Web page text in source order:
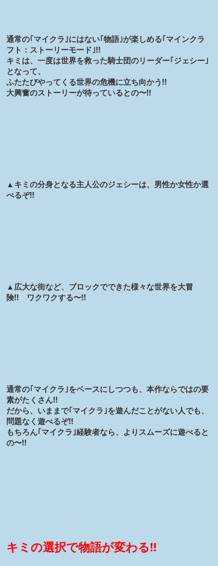
通常の｢マイクラ｣にはない｢物語｣が楽しめる｢マインクラ
フト：ストーリーモード｣!!
キミは、一度は世界を救った騎士団のリーダー｢ジェシー｣
となって、
ふたたびやってくる世界の危機に立ち向かう!!
大興奮のストーリーが待っているとの〜!!
▲キミの分身となる主人公のジェシーは、男性か女性か選
べるぞ!!
▲広大な街など、ブロックでできた様々な世界を大冒
険!! ワクワクする〜!!
通常の｢マイクラ｣をベースにしつつも、本作ならではの要
素がたくさん!!
だから、いままで｢マイクラ｣を遊んだことがない人でも、
問題なく遊べるぞ!!
もちろん｢マイクラ｣経験者なら、よりスムーズに遊べると
の〜!!
キミの選択で物語が変わる!!